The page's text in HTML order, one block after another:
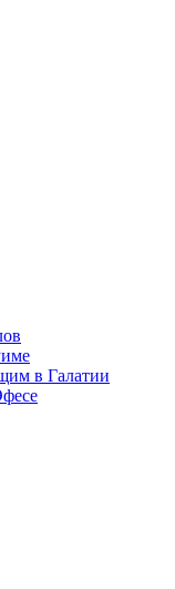
в Галатии